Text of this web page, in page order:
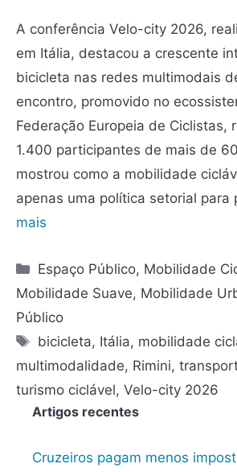
A conferência Velo-city 2026,
em Itália, destacou a crescente
bicicleta nas redes multimodais
encontro, promovido no
Federação Europeia de Ciclistas,
1.400 participantes de mais de
mostrou como a mobilidade
apenas uma política setorial para
mais
Espaço Público, Mobilidade
Mobilidade Suave, Mobilidade
Público
bicicleta, Itália, mobilidade
multimodalidade, Rimini,
turismo ciclável, Velo-city 2026
Artigos recentes
Cruzeiros pagam menos